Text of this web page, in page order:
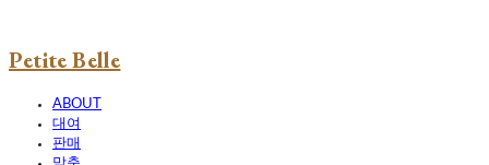
Petite Belle
ABOUT
대여
판매